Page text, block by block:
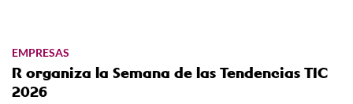
EMPRESAS
R organiza la Semana de las Tendencias TIC
2026